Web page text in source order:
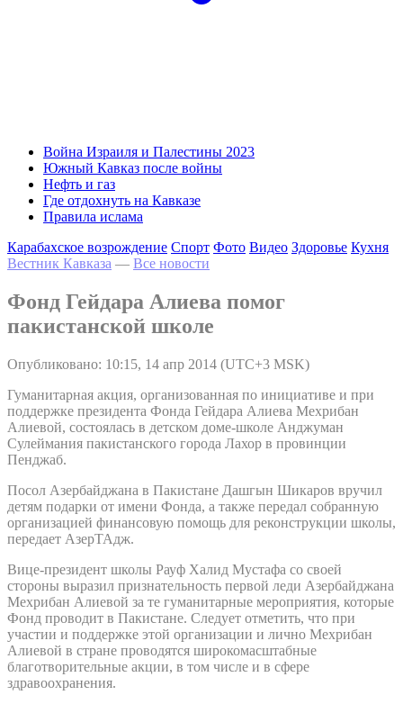
Война Израиля и Палестины 2023
Южный Кавказ после войны
Нефть и газ
Где отдохнуть на Кавказе
Правила ислама
Карабахское возрождение Спорт Фото Видео Здоровье Кухня
Вестник Кавказа — Все новости
Фонд Гейдара Алиева помог
пакистанской школе
Опубликовано: 10:15, 14 апр 2014 (UTC+3 MSK)
Гуманитарная акция, организованная по инициативе и при
поддержке президента Фонда Гейдара Алиева Мехрибан
Алиевой, состоялась в детском доме-школе Анджуман
Сулеймания пакистанского города Лахор в провинции
Пенджаб.
Посол Азербайджана в Пакистане Дашгын Шикаров вручил
детям подарки от имени Фонда, а также передал собранную
организацией финансовую помощь для реконструкции школы,
передает АзерТАдж.
Вице-президент школы Рауф Халид Мустафа со своей
стороны выразил признательность первой леди Азербайджана
Мехрибан Алиевой за те гуманитарные мероприятия, которые
Фонд проводит в Пакистане. Следует отметить, что при
участии и поддержке этой организации и лично Мехрибан
Алиевой в стране проводятся широкомасштабные
благотворительные акции, в том числе и в сфере
здравоохранения.